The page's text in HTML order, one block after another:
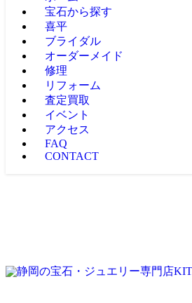
宝石から探す
喜平
ブライダル
オーダーメイド
修理
リフォーム
査定買取
イベント
アクセス
FAQ
CONTACT